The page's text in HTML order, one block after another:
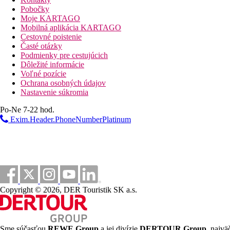
recepcia
2 bazény
bufetová reštaurácia (Ranba)
5 à la carte reštaurácií (medzinárodná, talianska, ázijská,
pizzeria
5 barov
centrum vodných športov
spa
detský klub
posilňovňa
futbalové ihrisko
potápačské centrum
Strava
Premium All Inclusive(Beach Villa, Beach Pool Villa, Family
Raňajky (7:00 - 10:00), obed (12:30 - 14:30) a večere
medzinárodná a ázijská bufetová reštaurácia Ranba
francúzska a talianska à la carte reštaurácia Ralu
à la carte reštaurácia s morskými plodmi Ginifati
Pobočky
Moje KARTAGO
Mobilná aplikácia KARTAGO
Cestovné poistenie
Časté otázky
Podmienky pre cestujúcich
Dôležité informácie
Voľné pozície
Ochrana osobných údajov
Nastavenie súkromia
Po-Ne 7-22 hod.
Exim.Header.PhoneNumberPlatinum
Copyright © 2026, DER Touristik SK a.s.